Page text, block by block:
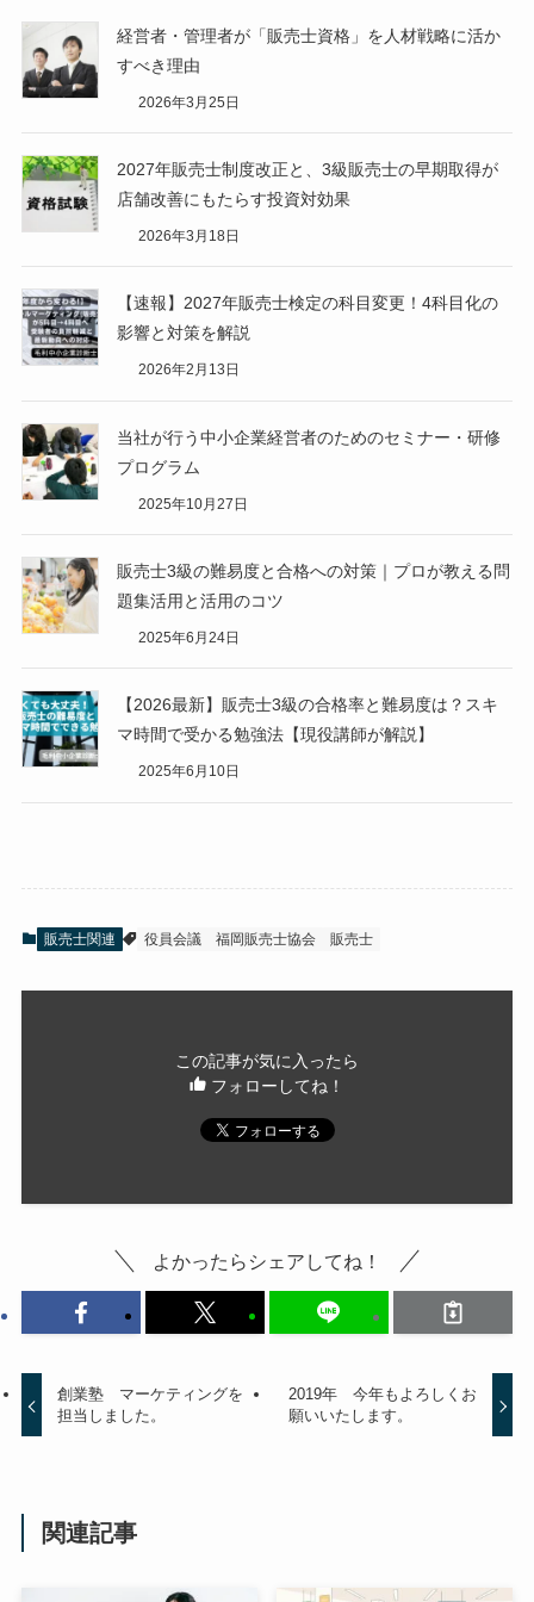
経営者・管理者が「販売士資格」を人材戦略に活か
すべき理由
2026年3月25日
2027年販売士制度改正と、3級販売士の早期取得が
店舗改善にもたらす投資対効果
2026年3月18日
【速報】2027年販売士検定の科目変更！4科目化の
影響と対策を解説
2026年2月13日
当社が行う中小企業経営者のためのセミナー・研修
プログラム
2025年10月27日
販売士3級の難易度と合格への対策｜プロが教える問
題集活用と活用のコツ
2025年6月24日
【2026最新】販売士3級の合格率と難易度は？スキ
マ時間で受かる勉強法【現役講師が解説】
2025年6月10日
販売士関連 役員会議 福岡販売士協会 販売士
この記事が気に入ったら
フォローしてね！
よかったらシェアしてね！
創業塾 マーケティングを
担当しました。
2019年 今年もよろしくお
願いいたします。
関連記事